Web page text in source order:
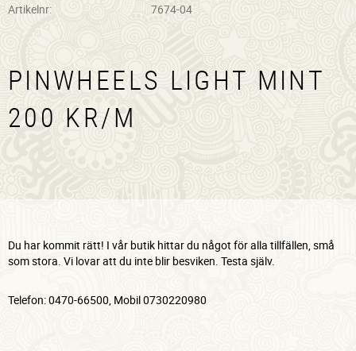
Artikelnr 7674-04
PINWHEELS LIGHT MINT
200 KR/M
Du har kommit rätt! I vår butik hittar du något för alla tillfällen, små
som stora. Vi lovar att du inte blir besviken. Testa själv.
Telefon: 0470-66500, Mobil 0730220980